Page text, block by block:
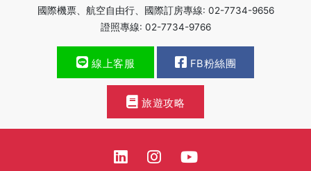
國際機票、航空自由行、國際訂房專線: 02-7734-9656
證照專線: 02-7734-9766
線上客服 FB粉絲團
旅遊攻略